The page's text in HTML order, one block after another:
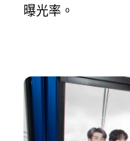
曝光率。